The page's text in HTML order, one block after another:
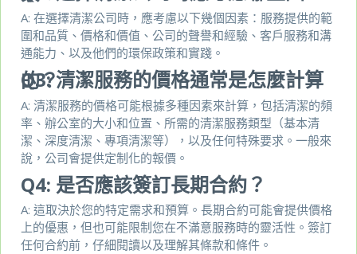
A: 在選擇清潔公司時，應考慮以下幾個因素：服務提供的範
圍和品質、價格和價值、公司的聲譽和經驗、客戶服務和溝
通能力、以及他們的環保政策和實踐。
Q3:
清潔服務的價格通常是怎麼計算的？
A: 清潔服務的價格可能根據多種因素來計算，包括清潔的頻
率、辦公室的大小和位置、所需的清潔服務類型（基本清
潔、深度清潔、專項清潔等），以及任何特殊要求。一般來
說，公司會提供定制化的報價。
Q4: 是否應該簽訂長期合約？
A: 這取決於您的特定需求和預算。長期合約可能會提供價格
上的優惠，但也可能限制您在不滿意服務時的靈活性。簽訂
任何合約前，仔細閱讀以及理解其條款和條件。